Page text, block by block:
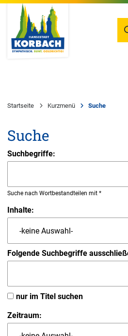
Startseite Kurzmenü Suche
Suche
Suchbegriffe:
Suche nach Wortbestandteilen mit *
Inhalte:
Folgende Suchbegriffe
nur im Titel suchen
Zeitraum: